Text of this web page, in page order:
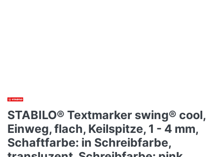
STABILO® Textmarker swing® cool,
Einweg, flach, Keilspitze, 1 - 4 mm,
Schaftfarbe: in Schreibfarbe,